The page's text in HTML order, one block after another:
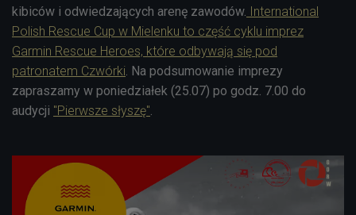
kibiców i odwiedzających arenę zawodów. International
Polish Rescue Cup w Mielenku to część cyklu imprez
Garmin Rescue Heroes, które odbywają się pod
patronatem Czwórki . Na podsumowanie imprezy
zapraszamy w poniedziałek (25.07) po godz. 7.00 do
audycji "Pierwsze słyszę"